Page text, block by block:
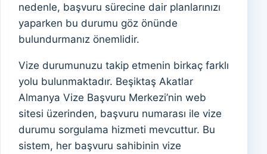
nedenle, başvuru sürecine dair planlarınızı
yaparken bu durumu göz önünde
bulundurmanız önemlidir.
Vize durumunuzu takip etmenin birkaç farklı
yolu bulunmaktadır. Beşiktaş Akatlar
Almanya Vize Başvuru Merkezi’nin web
sitesi üzerinden, başvuru numarası ile vize
durumu sorgulama hizmeti mevcuttur. Bu
sistem, her başvuru sahibinin vize